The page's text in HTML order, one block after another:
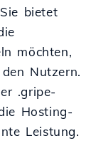
bietet
möchten,
Nutzern.
.gripe-
Hosting-
Leistung.